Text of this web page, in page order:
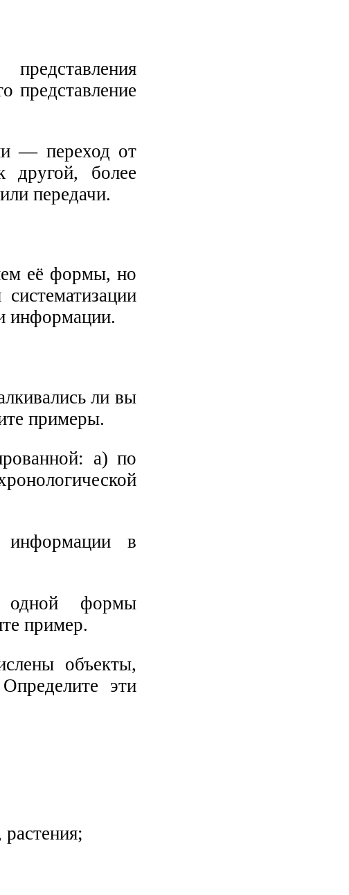
представление
— переход от
другой, более
передачи.
её формы, но
информации.
ли вы
примеры.
а) по
информации в
одной формы
пример.
объекты,
эти